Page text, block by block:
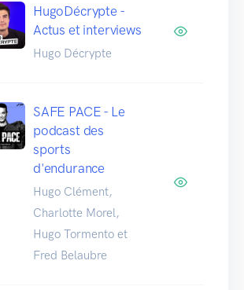
HugoDécrypte -
Actus et interviews
Hugo Décrypte
SAFE PACE - Le
podcast des
sports
d'endurance
Hugo Clément,
Charlotte Morel,
Hugo Tormento et
Fred Belaubre